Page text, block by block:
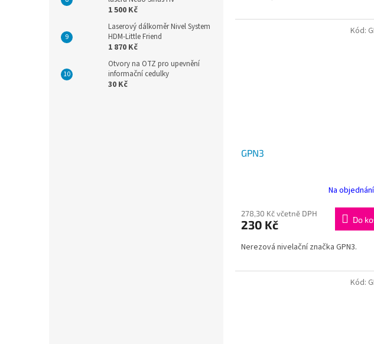
1 500 Kč
Laserový dálkoměr Nivel System
HDM-Little Friend
1 870 Kč
Otvory na OTZ pro upevnění
informační cedulky
30 Kč
GPN3
Na objednání
278,30 Kč včetně DPH
230 Kč Do
Nerezová nivelační značka GPN3.
Kód:
Kód: